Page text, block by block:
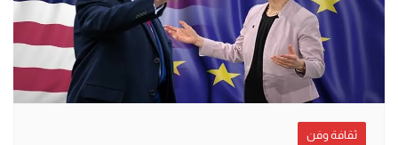
ثقافة وفن